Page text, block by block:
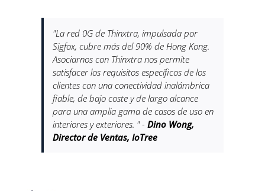
"La red 0G de Thinxtra, impulsada por
Sigfox, cubre más del 90% de Hong Kong.
Asociarnos con Thinxtra nos permite
satisfacer los requisitos específicos de los
clientes con una conectividad inalámbrica
fiable, de bajo coste y de largo alcance
para una amplia gama de casos de uso en
interiores y exteriores. " - Dino Wong,
Director de Ventas, IoTree